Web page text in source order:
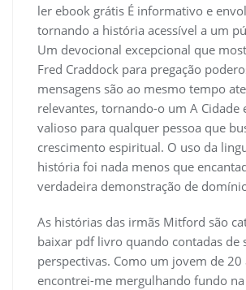
ler ebook grátis É informativo e
tornando a história acessível a um
Um devocional excepcional que
Fred Craddock para pregação
mensagens são ao mesmo tempo
relevantes, tornando-o um A Cidade
valioso para qualquer pessoa que
crescimento espiritual. O uso da
história foi nada menos que
verdadeira demonstração de
As histórias das irmãs Mitford são
baixar pdf livro quando contadas de
perspectivas. Como um jovem de 20
encontrei-me mergulhando fundo